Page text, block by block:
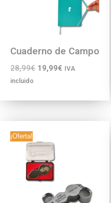
Cuaderno de Campo
28,99€ 19,99€ IVA
incluido
¡Oferta!